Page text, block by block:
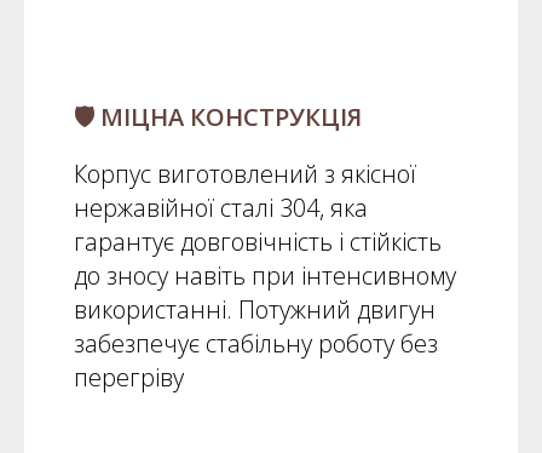
🛡️ МІЦНА КОНСТРУКЦІЯ
Корпус виготовлений з якісної
нержавійної сталі 304, яка
гарантує довговічність і стійкість
до зносу навіть при інтенсивному
використанні. Потужний двигун
забезпечує стабільну роботу без
перегріву